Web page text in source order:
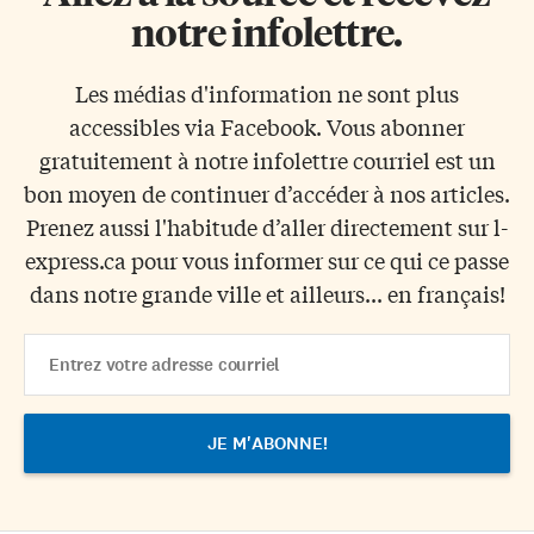
notre infolettre.
Les médias d'information ne sont plus
accessibles via Facebook. Vous abonner
gratuitement à notre infolettre courriel est un
bon moyen de continuer d’accéder à nos articles.
Prenez aussi l'habitude d’aller directement sur l-
express.ca pour vous informer sur ce qui ce passe
dans notre grande ville et ailleurs... en français!
Address